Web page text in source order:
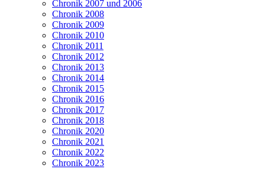
Chronik 2007 und 2006
Chronik 2008
Chronik 2009
Chronik 2010
Chronik 2011
Chronik 2012
Chronik 2013
Chronik 2014
Chronik 2015
Chronik 2016
Chronik 2017
Chronik 2018
Chronik 2020
Chronik 2021
Chronik 2022
Chronik 2023